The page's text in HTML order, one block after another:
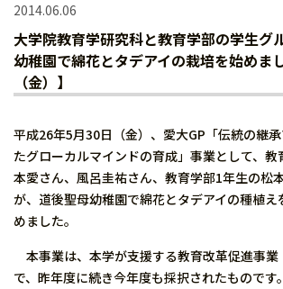
2014.06.06
大学院教育学研究科と教育学部の学生グ
幼稚園で綿花とタデアイの栽培を始めま
（金）】
平成26年5月30日（金）、愛大GP「伝統の継
たグローカルマインドの育成」事業として、
本愛さん、風呂圭祐さん、教育学部1年生の松
が、道後聖母幼稚園で綿花とタデアイの種植
めました。
本事業は、本学が支援する教育改革促進事業
で、昨年度に続き今年度も採択されたものです